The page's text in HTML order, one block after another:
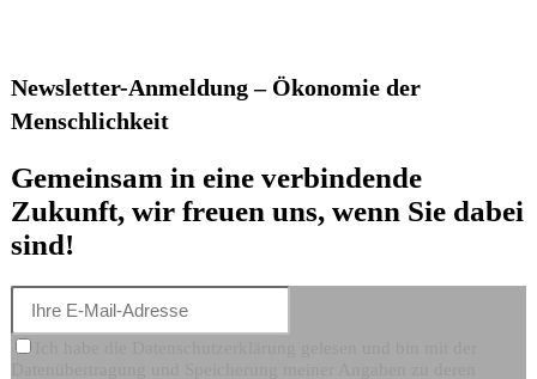
Newsletter-Anmeldung – Ökonomie der
Menschlichkeit
Gemeinsam in eine verbindende
Zukunft, wir freuen uns, wenn Sie dabei
sind!